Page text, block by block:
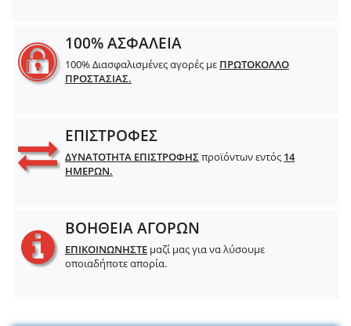
100% ΑΣΦΑΛΕΙΑ
100% Διασφαλισμένες αγορές με ΠΡΩΤΟΚΟΛΛΟ
ΠΡΟΣΤΑΣΙΑΣ.
ΕΠΙΣΤΡΟΦΕΣ
ΔΥΝΑΤΟΤΗΤΑ ΕΠΙΣΤΡΟΦΗΣπροϊόντων εντός 14
ΗΜΕΡΩΝ.
ΒΟΗΘΕΙΑ ΑΓΟΡΩΝ
ΕΠΙΚΟΙΝΩΝΗΣΤΕ μαζί μας για να λύσουμε
οποιαδήποτε απορία.